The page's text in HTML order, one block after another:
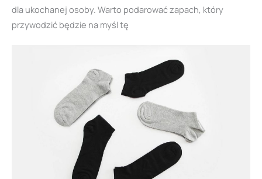
dla ukochanej osoby. Warto podarować zapach, który
przywodzić będzie na myśl tę